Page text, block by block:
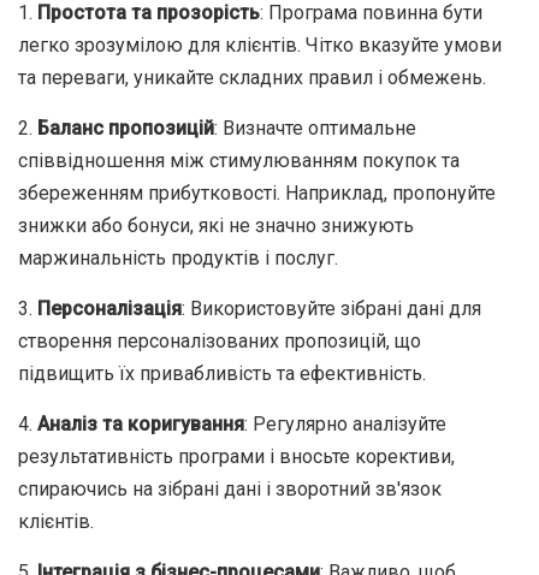
1. Простота та прозорість: Програма повинна бути
легко зрозумілою для клієнтів. Чітко вказуйте умови
та переваги, уникайте складних правил і обмежень.
2. Баланс пропозицій: Визначте оптимальне
співвідношення між стимулюванням покупок та
збереженням прибутковості. Наприклад, пропонуйте
знижки або бонуси, які не значно знижують
маржинальність продуктів і послуг.
3. Персоналізація: Використовуйте зібрані дані для
створення персоналізованих пропозицій, що
підвищить їх привабливість та ефективність.
4. Аналіз та коригування: Регулярно аналізуйте
результативність програми і вносьте корективи,
спираючись на зібрані дані і зворотний зв'язок
клієнтів.